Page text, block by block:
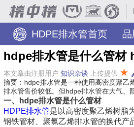
HDPE排水管首页
hdpe排水管是什么管材
本文章由注册用户 知识杂谈 上传提供 ★
摘要：hdpe排水管是一种使用高密度聚乙
排水管售价较低。但hdpe排水管在大气、
一、hdpe排水管是什么管材
HDPE排水管是以高密度聚乙烯树脂
钢铁管材、聚氯乙烯排水管的换代产